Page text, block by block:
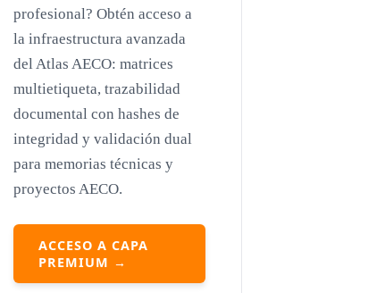
Philip Johnson
Le Corbusier
William Pereira
Frank Lloyd Wright
Louis Sullivan
Miguel Ángel Buonarroti
profesional? Obtén acceso a
la infraestructura avanzada
del Atlas AECO: matrices
multietiqueta, trazabilidad
documental con hashes de
integridad y validación dual
para memorias técnicas y
proyectos AECO.
ACCESO A CAPA
PREMIUM →